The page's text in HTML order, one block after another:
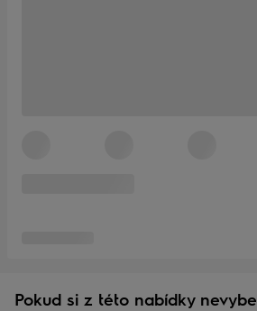
Pokud si z této nabídky